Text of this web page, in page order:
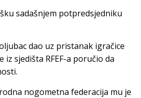
sadašnjem potpredsjedniku
dao uz pristanak igračice
iz sjedišta RFEF-a poručio da
nogometna federacija mu je